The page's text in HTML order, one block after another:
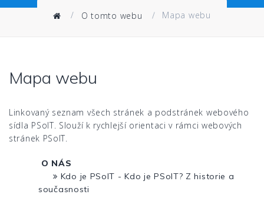
O tomto webu Mapa webu
Mapa webu
Linkovaný seznam všech stránek a podstránek webového
sídla PSoIT. Slouží k rychlejší orientaci v rámci webových
stránek PSoIT.
O NÁS
Kdo je PSoIT - Kdo je PSoIT? Z historie a
současnosti